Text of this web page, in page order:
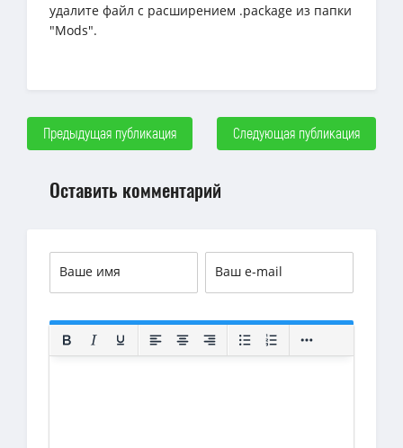
удалите файл с расширением .package из папки
"Mods".
Предыдущая публикация Следующая публикация
Оставить комментарий